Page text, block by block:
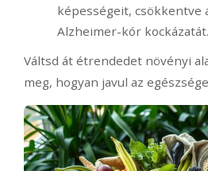
képességeit, csökkentve
Alzheimer-kór kockázatát.
Váltsd át étrendedet növényi
meg, hogyan javul az